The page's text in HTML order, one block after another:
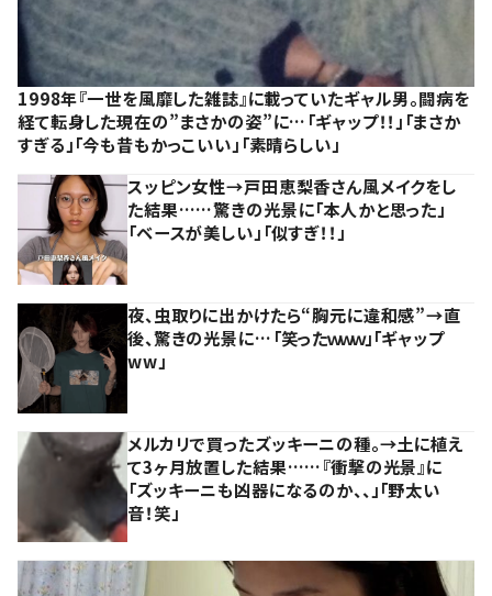
1998年『一世を風靡した雑誌』に載っていたギャル男。闘病を
経て転身した現在の”まさかの姿”に…「ギャップ！！」「まさか
すぎる」「今も昔もかっこいい」「素晴らしい」
スッピン女性→戸田恵梨香さん風メイクをし
た結果……驚きの光景に「本人かと思った」
「ベースが美しい」「似すぎ！！」
夜、虫取りに出かけたら“胸元に違和感”→直
後、驚きの光景に…「笑ったｗｗｗ」「ギャップ
ww」
メルカリで買ったズッキーニの種。→土に植え
て3ヶ月放置した結果……『衝撃の光景』に
「ズッキーニも凶器になるのか、、」「野太い
音！笑」